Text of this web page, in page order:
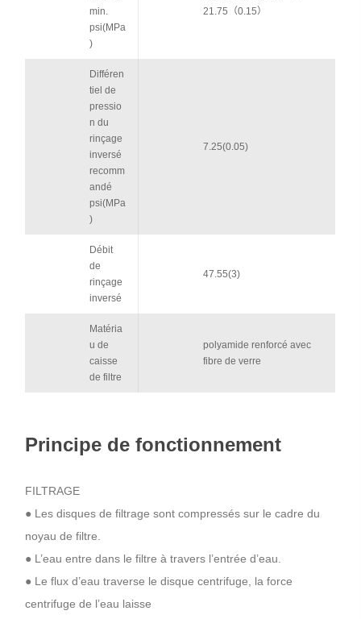
min.
psi(MPa
)
21.75（0.15）
Différen
tiel de
pressio
n du
rinçage
inversé
recomm
andé
psi(MPa
)
7.25(0.05)
Débit
de
rinçage
inversé
47.55(3)
Matéria
u de
caisse
de filtre
polyamide renforcé avec
fibre de verre
Principe de fonctionnement
FILTRAGE
● Les disques de filtrage sont compressés sur le cadre du
noyau de filtre.
● L’eau entre dans le filtre à travers l’entrée d’eau.
● Le flux d’eau traverse le disque centrifuge, la force
centrifuge de l’eau laisse